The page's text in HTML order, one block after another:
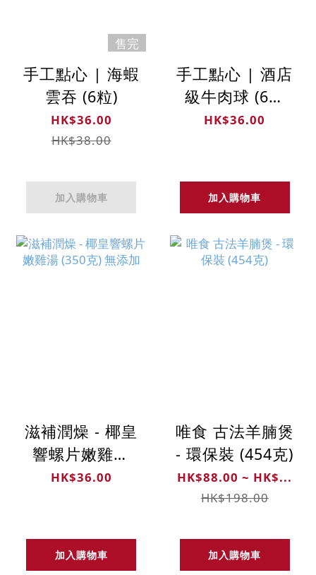
售完
手工點心 | 海蝦
雲吞 (6粒)
HK$36.00
HK$38.00
加入購物車
手工點心 | 酒店
級牛肉球 (6粒
裝)
HK$36.00
加入購物車
滋補潤燥 - 椰皇
響螺片嫩雞湯
(350克) 無添加
HK$36.00
加入購物車
唯食 古法羊腩煲
- 環保裝 (454克)
HK$88.00 ~ HK$...
HK$198.00
加入購物車